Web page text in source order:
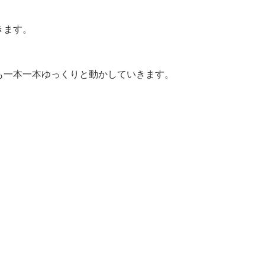
す。
本一本ゆっくりと動かしていきます。